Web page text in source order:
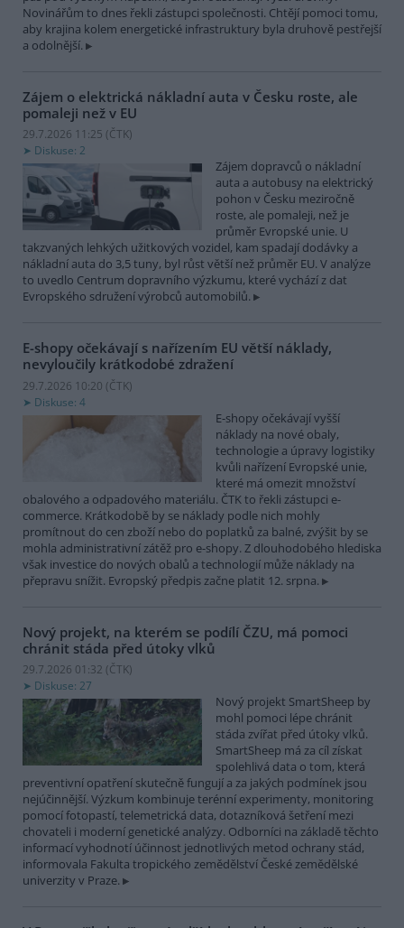
Novinářům to dnes řekli zástupci společnosti. Chtějí pomoci tomu,
aby krajina kolem energetické infrastruktury byla druhově pestřejší
a odolnější.
Zájem o elektrická nákladní auta v Česku roste, ale
pomaleji než v EU
29.7.2026 11:25 (ČTK)
Diskuse: 2
Zájem dopravců o nákladní
auta a autobusy na elektrický
pohon v Česku meziročně
roste, ale pomaleji, než je
průměr Evropské unie. U
takzvaných lehkých užitkových vozidel, kam spadají dodávky a
nákladní auta do 3,5 tuny, byl růst větší než průměr EU. V analýze
to uvedlo Centrum dopravního výzkumu, které vychází z dat
Evropského sdružení výrobců automobilů.
E-shopy očekávají s nařízením EU větší náklady,
nevyloučily krátkodobé zdražení
29.7.2026 10:20 (ČTK)
Diskuse: 4
E-shopy očekávají vyšší
náklady na nové obaly,
technologie a úpravy logistiky
kvůli nařízení Evropské unie,
které má omezit množství
obalového a odpadového materiálu. ČTK to řekli zástupci e-
commerce. Krátkodobě by se náklady podle nich mohly
promítnout do cen zboží nebo do poplatků za balné, zvýšit by se
mohla administrativní zátěž pro e-shopy. Z dlouhodobého hlediska
však investice do nových obalů a technologií může náklady na
přepravu snížit. Evropský předpis začne platit 12. srpna.
Nový projekt, na kterém se podílí ČZU, má pomoci
chránit stáda před útoky vlků
29.7.2026 01:32 (ČTK)
Diskuse: 27
Nový projekt SmartSheep by
mohl pomoci lépe chránit
stáda zvířat před útoky vlků.
SmartSheep má za cíl získat
spolehlivá data o tom, která
preventivní opatření skutečně fungují a za jakých podmínek jsou
nejúčinnější. Výzkum kombinuje terénní experimenty, monitoring
pomocí fotopastí, telemetrická data, dotazníková šetření mezi
chovateli i moderní genetické analýzy. Odborníci na základě těchto
informací vyhodnotí účinnost jednotlivých metod ochrany stád,
informovala Fakulta tropického zemědělství České zemědělské
univerzity v Praze.